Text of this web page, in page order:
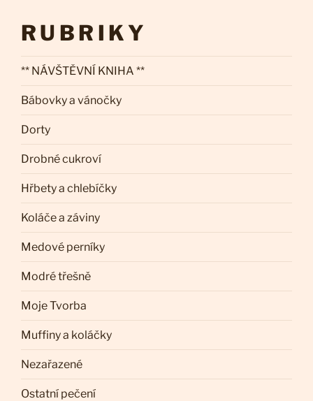
RUBRIKY
** NÁVŠTĚVNÍ KNIHA **
Bábovky a vánočky
Dorty
Drobné cukroví
Hřbety a chlebíčky
Koláče a záviny
Medové perníky
Modré třešně
Moje Tvorba
Muffiny a koláčky
Nezařazené
Ostatní pečení